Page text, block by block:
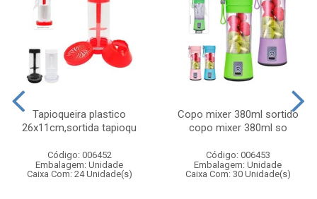
Tapioqueira plastico
26x11cm,sortida tapioqu
Código: 006452
Embalagem: Unidade
Caixa Com: 24 Unidade(s)
Copo mixer 380ml sortido
copo mixer 380ml so
Código: 006453
Embalagem: Unidade
Caixa Com: 30 Unidade(s)